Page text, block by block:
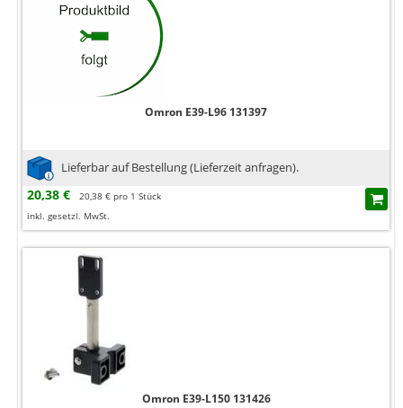
Omron E39-L96 131397
Lieferbar auf Bestellung (Lieferzeit anfragen).
20,38 €
20,38 € pro 1 Stück
inkl. gesetzl. MwSt.
Omron E39-L150 131426